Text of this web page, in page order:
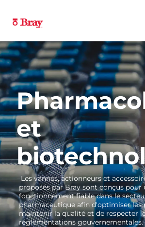
et
Les vannes, actionneurs et
proposés par Bray sont conçus pour
fonctionnement fiable dans le
pharmaceutique afin d'optimiser les
maintenir la qualité et de respecter
réglementations gouvernementales.